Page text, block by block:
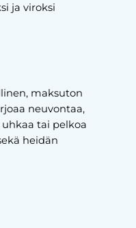
ja viroksi
maksuton
neuvontaa,
tai pelkoa
heidän